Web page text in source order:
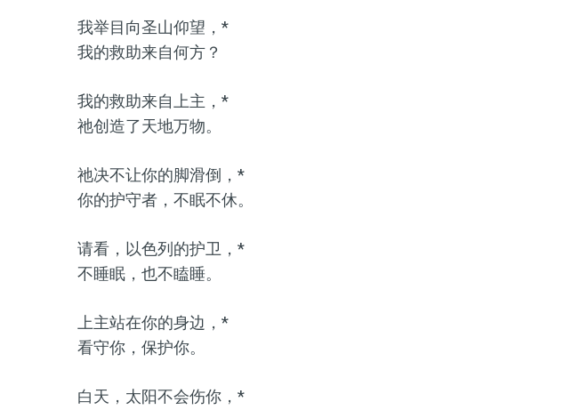
我举目向圣山仰望，*
我的救助来自何方？
我的救助来自上主，*
祂创造了天地万物。
祂决不让你的脚滑倒，*
你的护守者，不眠不休。
请看，以色列的护卫，*
不睡眠，也不瞌睡。
上主站在你的身边，*
看守你，保护你。
白天，太阳不会伤你，*